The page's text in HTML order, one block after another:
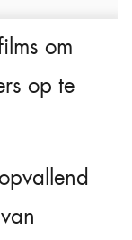
om
op te